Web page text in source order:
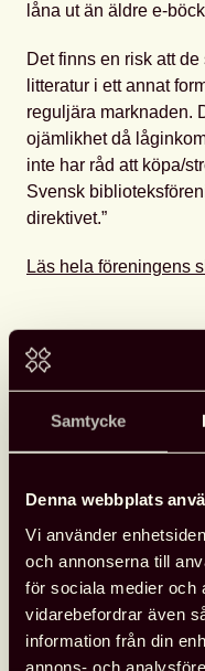
Samtycke
Denna webbplats
Vi använder
och annonserna till
för sociala medier och
vidarebefordrar även
information från din
annons- och
låna ut än äldre e-
Det finns en risk att
litteratur i ett annat
reguljära marknaden.
ojämlikhet då
inte har råd att köpa/
Svensk
direktivet.”
Läs hela föreningens
Fler nyheter
26 juni, 2026